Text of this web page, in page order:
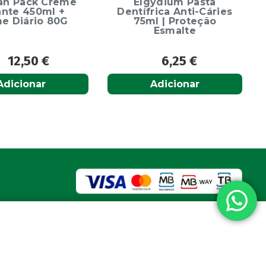
Anti-Cáries
| Proteção
6,25€ 6,65€
Adicionar